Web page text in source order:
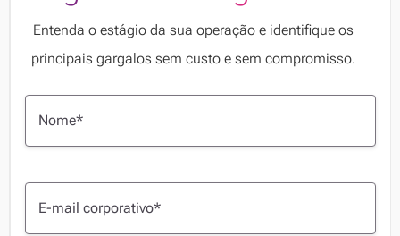
Entenda o estágio da sua operação e identifique os
principais gargalos sem custo e sem compromisso.